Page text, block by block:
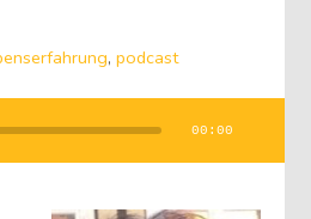
,podcast
00:00